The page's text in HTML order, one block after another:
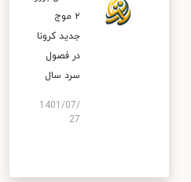
۲ موج
جدید کرونا
در فصول
سرد سال
1401/07/
27